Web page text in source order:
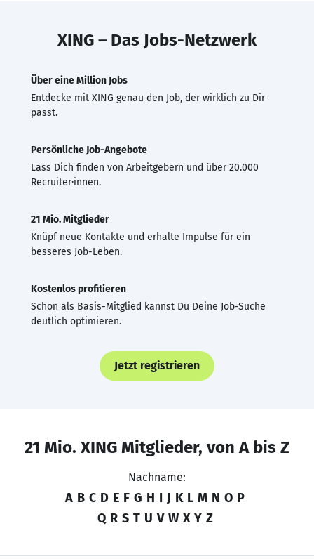
XING – Das Jobs-Netzwerk
Über eine Million Jobs
Entdecke mit XING genau den Job, der wirklich zu Dir
passt.
Persönliche Job-Angebote
Lass Dich finden von Arbeitgebern und über 20.000
Recruiter·innen.
21 Mio. Mitglieder
Knüpf neue Kontakte und erhalte Impulse für ein
besseres Job-Leben.
Kostenlos profitieren
Schon als Basis-Mitglied kannst Du Deine Job-Suche
deutlich optimieren.
Jetzt registrieren
21 Mio. XING Mitglieder, von A bis Z
Nachname:
A B C D E F G H I J K L M N O P
Q R S T U V W X Y Z